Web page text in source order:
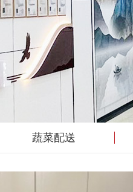
蔬菜配送